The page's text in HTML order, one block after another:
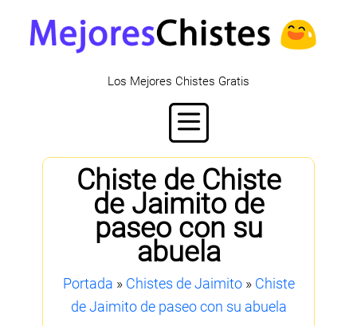
Los Mejores Chistes Gratis
Chiste de Chiste
de Jaimito de
paseo con su
abuela
Portada » Chistes de Jaimito» Chiste
de Jaimito de paseo con su abuela